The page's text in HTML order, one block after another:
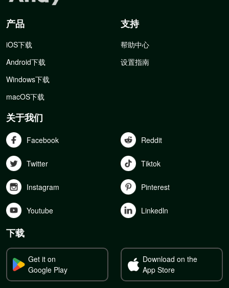
产品
iOS下载
Android下载
Windows下载
macOS下载
支持
帮助中心
设置指南
关于我们
Facebook Reddit
Twitter Tiktok
Instagram Pinterest
Youtube Linkedln
下载
Get it on
Google Play
Download on the
App Store